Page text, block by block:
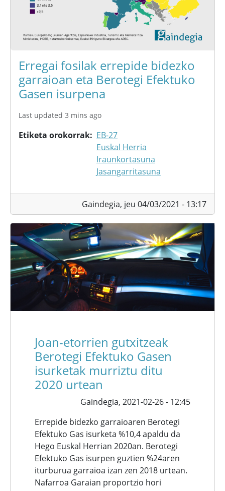
Erregai fosilak errepide bidezko
garraioan eta Berotegi Efektuko
Gasen isurpena
Last updated 3 mins ago
Etiketa orokorrak
EB-27
Euskal Herria
Iraunkortasuna
Jasangarritasuna
Gaindegia, jeu 04/03/2021 - 13:17
Joan-etorrien gutxitzeak
Berotegi Efektuko Gasen
isurketak murriztu ditu
2020 urtean
Gaindegia, 2021-02-26 - 12:45
Errepide bidezko garraioaren Berotegi
Efektuko Gas isurketa %10,4 apaldu da
Hego Euskal Herrian 2020an. Berotegi
Efektuko Gas isurpen guztien %24aren
iturburua garraioa izan zen 2018 urtean.
Nafarroa Garaian proportzio hori